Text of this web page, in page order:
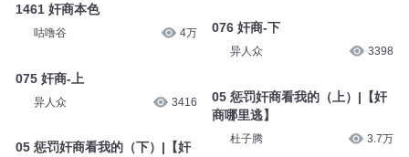
1461 奸商本色
咕噜谷 4万
075 奸商-上
异人众 3416
05 惩罚奸商看我的（下）|【奸
076 奸商-下
异人众 3398
05 惩罚奸商看我的（上）|【奸
商哪里逃】
杜子腾 3.7万